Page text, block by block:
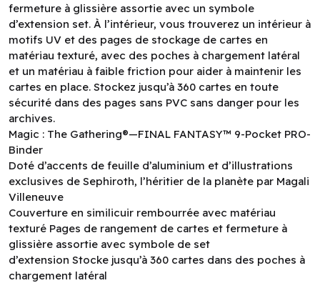
fermeture à glissière assortie avec un symbole
d’extension set. À l’intérieur, vous trouverez un intérieur à
motifs UV et des pages de stockage de cartes en
matériau texturé, avec des poches à chargement latéral
et un matériau à faible friction pour aider à maintenir les
cartes en place. Stockez jusqu’à 360 cartes en toute
sécurité dans des pages sans PVC sans danger pour les
archives.
Magic : The Gathering®—FINAL FANTASY™ 9-Pocket PRO-
Binder
Doté d’accents de feuille d’aluminium et d’illustrations
exclusives de Sephiroth, l’héritier de la planète par Magali
Villeneuve
Couverture en similicuir rembourrée avec matériau
texturé Pages de rangement de cartes et fermeture à
glissière assortie avec symbole de set
d’extension Stocke jusqu’à 360 cartes dans des poches à
chargement latéral